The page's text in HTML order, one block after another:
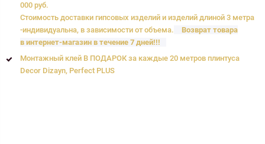
000 руб.
Стоимость доставки гипсовых изделий и изделий длиной 3 метра
-индивидуальна, в зависимости от объема.
Возврат товара
в интернет-магазин в течение 7 дней!!!
Монтажный клей В ПОДАРОК за каждые 20 метров плинтуса
Decor Dizayn, Perfect PLUS